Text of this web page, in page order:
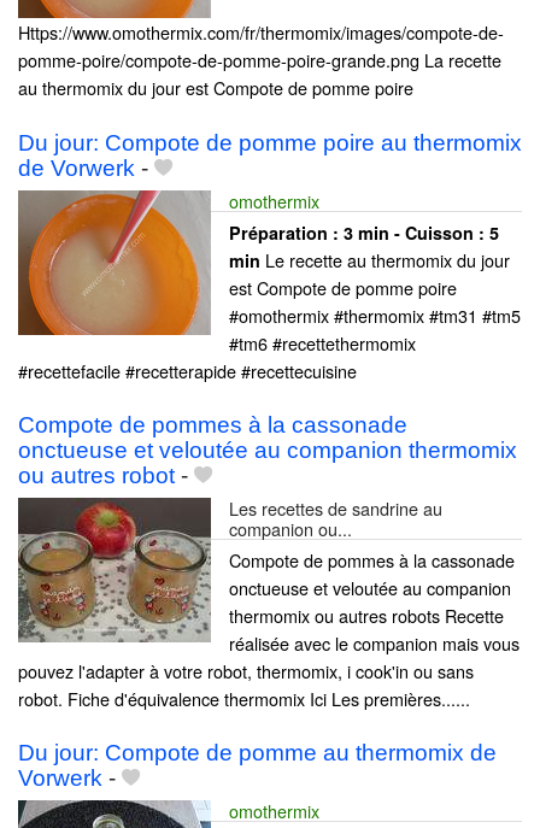
Https://www.omothermix.com/fr/thermomix/images/compote-de-
pomme-poire/compote-de-pomme-poire-grande.png La recette
au thermomix du jour est Compote de pomme poire
Du jour: Compote de pomme poire au thermomix
de Vorwerk -
omothermix
Préparation : 3 min - Cuisson : 5
min Le recette au thermomix du jour
est Compote de pomme poire
#omothermix #thermomix #tm31 #tm5
#tm6 #recettethermomix
#recettefacile #recetterapide #recettecuisine
Compote de pommes à la cassonade
onctueuse et veloutée au companion thermomix
ou autres robot -
Les recettes de sandrine au
companion ou...
Compote de pommes à la cassonade
onctueuse et veloutée au companion
thermomix ou autres robots Recette
réalisée avec le companion mais vous
pouvez l'adapter à votre robot, thermomix, i cook'in ou sans
robot. Fiche d'équivalence thermomix Ici Les premières......
Du jour: Compote de pomme au thermomix de
Vorwerk -
omothermix